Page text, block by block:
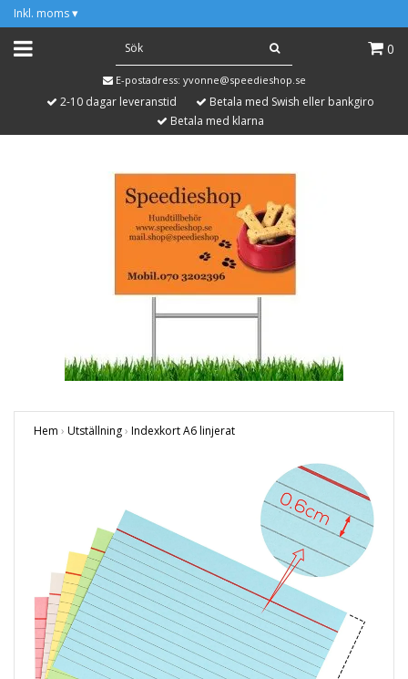
Inkl. moms ▾
0
E-postadress: yvonne@speedieshop.se
2-10 dagar leveranstid
Betala med Swish eller bankgiro
Betala med klarna
Hem › Utställning› Indexkort A6 linjerat